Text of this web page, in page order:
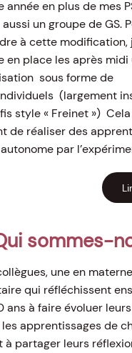
année en plus de mes
aussi un groupe de GS.
à cette modification,
en place les après midi
sous forme de
(largement
style « Freinet »)
de réaliser des
par
sommes-
une en
qui réfléchissent
ans à faire évoluer
apprentissages de
à partager leurs